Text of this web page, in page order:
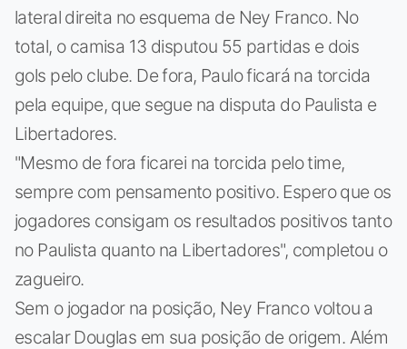
lateral direita no esquema de Ney Franco. No
total, o camisa 13 disputou 55 partidas e dois
gols pelo clube. De fora, Paulo ficará na torcida
pela equipe, que segue na disputa do Paulista e
Libertadores.
"Mesmo de fora ficarei na torcida pelo time,
sempre com pensamento positivo. Espero que os
jogadores consigam os resultados positivos tanto
no Paulista quanto na Libertadores", completou o
zagueiro.
Sem o jogador na posição, Ney Franco voltou a
escalar Douglas em sua posição de origem. Além